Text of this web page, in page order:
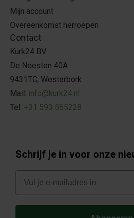
Mijn account
Overeenkomst herroepen
Contact
Kurk24 BV
De Noesten 40A
9431TC, Westerbork
Mail: info@kurk24.nl
Tel: +31 593 565228
Schrijf je in voor onze
E-mail